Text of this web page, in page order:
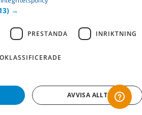
→
PRESTANDA INRIKTNING
OKLASSIFICERADE
AVVISA ALLT